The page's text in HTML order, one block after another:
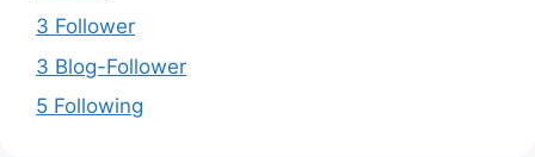
3 Follower
3 Blog-Follower
5 Following